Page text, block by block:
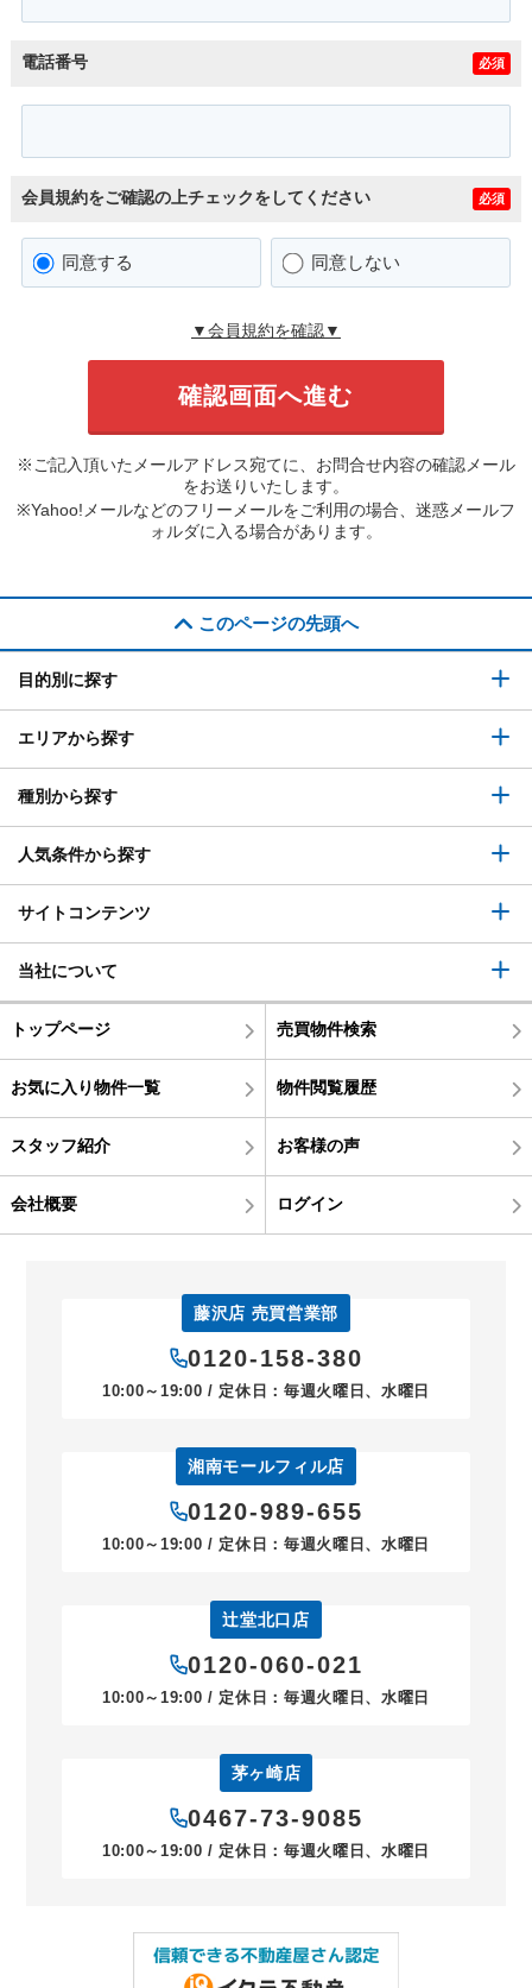
電話番号 必須
会員規約をご確認の上チェックをしてください 必須
同意する 同意しない
▼会員規約を確認▼
※ご記入頂いたメールアドレス宛てに、お問合せ内容の確認メール
をお送りいたします。
※Yahoo!メールなどのフリーメールをご利用の場合、迷惑メールフ
ォルダに入る場合があります。
このページの先頭へ
目的別に探す
エリアから探す
種別から探す
人気条件から探す
サイトコンテンツ
当社について
トップページ 売買物件検索
お気に入り物件一覧 物件閲覧履歴
スタッフ紹介 お客様の声
会社概要 ログイン
藤沢店 売買営業部
0120-158-380
10:00～19:00 / 定休日：毎週火曜日、水曜日
湘南モールフィル店
0120-989-655
10:00～19:00 / 定休日：毎週火曜日、水曜日
辻堂北口店
0120-060-021
10:00～19:00 / 定休日：毎週火曜日、水曜日
茅ヶ崎店
0467-73-9085
10:00～19:00 / 定休日：毎週火曜日、水曜日